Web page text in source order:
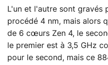
L'un et l'autre sont gravés
procédé 4 nm, mais alors
de 6 cœurs Zen 4, le
le premier est à 3,5 GHz
pour le second, mais ce